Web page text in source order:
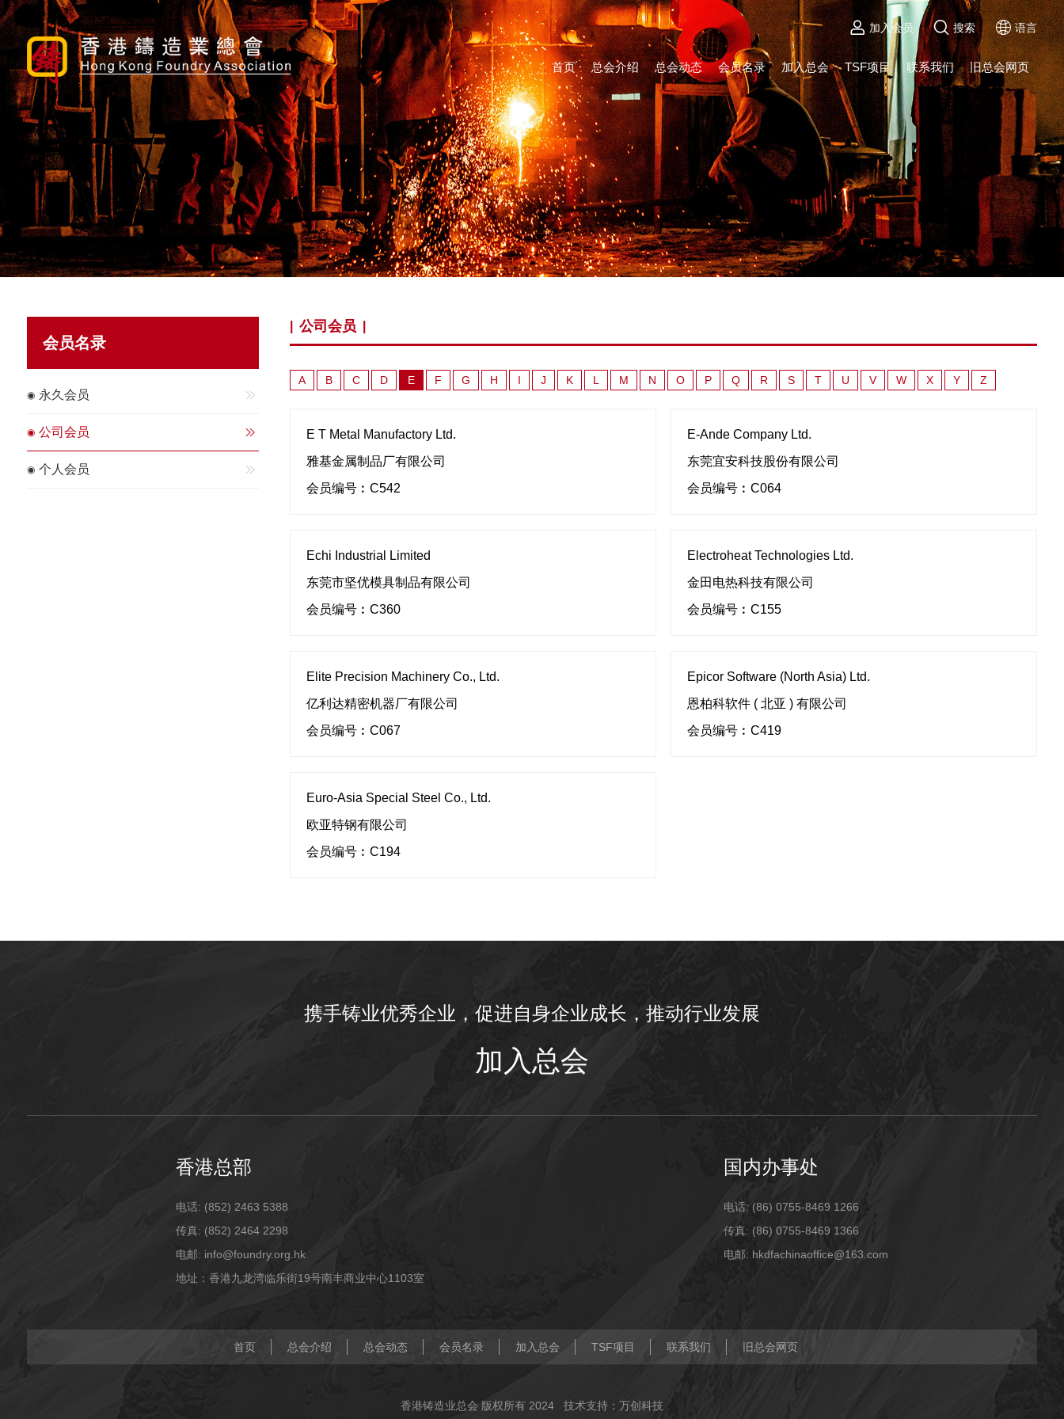
加入会员 搜索 语言
首页 总会介绍 总会动态 会员名录 加入总会 TSF项目 联系我们 旧总会网页
会员名录
永久会员
公司会员
个人会员
公司会员
A B C D E F G H I J K L M N O P Q R S T U V W X Y Z
E T Metal Manufactory Ltd.
雅基金属制品厂有限公司
会员编号︰C542
E-Ande Company Ltd.
东莞宜安科技股份有限公司
会员编号︰C064
Echi Industrial Limited
东莞市坚优模具制品有限公司
会员编号︰C360
Electroheat Technologies Ltd.
金田电热科技有限公司
会员编号︰C155
Elite Precision Machinery Co., Ltd.
亿利达精密机器厂有限公司
会员编号︰C067
Epicor Software (North Asia) Ltd.
恩柏科软件 ( 北亚 ) 有限公司
会员编号︰C419
Euro-Asia Special Steel Co., Ltd.
欧亚特钢有限公司
会员编号︰C194
携手铸业优秀企业，促进自身企业成长，推动行业发展
加入总会
香港总部
电话: (852) 2463 5388
传真: (852) 2464 2298
电邮: info@foundry.org.hk
地址：香港九龙湾临乐街19号南丰商业中心1103室
国内办事处
电话: (86) 0755-8469 1266
传真: (86) 0755-8469 1366
电邮: hkdfachinaoffice@163.com
首页 总会介绍 总会动态 会员名录 加入总会 TSF项目 联系我们 旧总会网页
香港铸造业总会 版权所有 2024 技术支持：万创科技